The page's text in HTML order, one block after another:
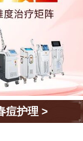
痘护理 >